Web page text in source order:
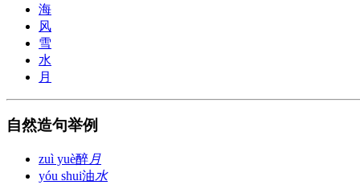
海
风
雪
水
月
自然造句举例
zuì yuè醉月
yóu shui油水